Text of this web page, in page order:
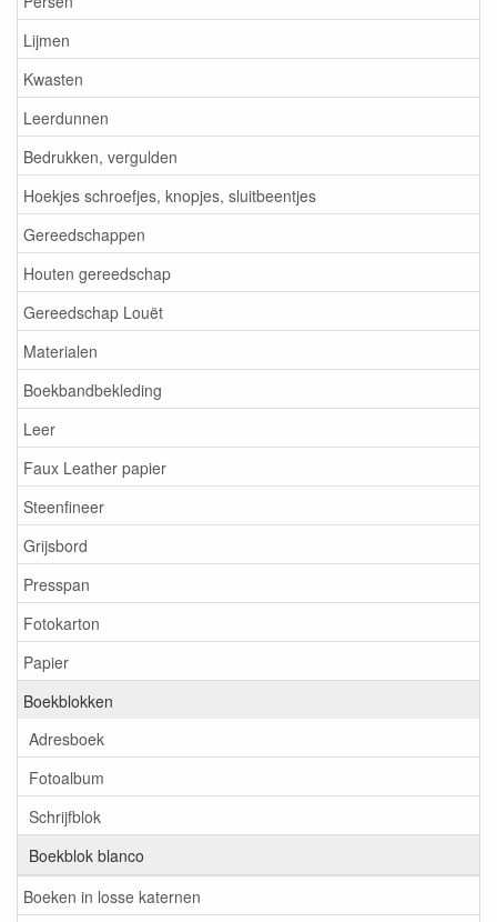
Lijmen
Kwasten
Leerdunnen
Bedrukken, vergulden
Hoekjes schroefjes, knopjes, sluitbeentjes
Gereedschappen
Houten gereedschap
Gereedschap Louët
Materialen
Boekbandbekleding
Leer
Faux Leather papier
Steenfineer
Grijsbord
Presspan
Fotokarton
Papier
Boekblokken
Adresboek
Fotoalbum
Schrijfblok
Boekblok blanco
Boeken in losse katernen